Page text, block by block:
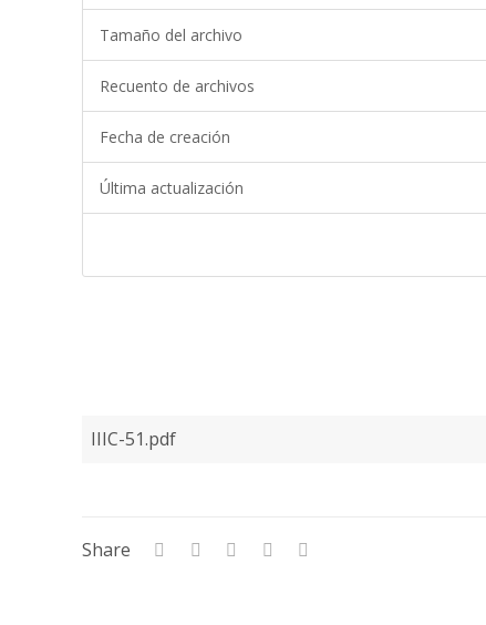
Tamaño del archivo
Recuento de archivos
Fecha de creación
Última actualización
IIIC-51.pdf
Share